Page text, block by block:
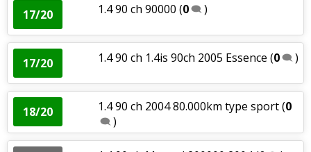
17/20 1.4 90 ch 90000 (0 )
17/20 1.4 90 ch 1.4is 90ch 2005 Essence (0 )
18/20 1.4 90 ch 2004 80.000km type sport(0
)